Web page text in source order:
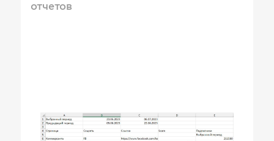
отчетов